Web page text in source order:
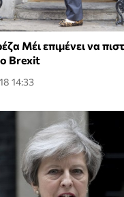
Μέι επιμένει να
Brexit
14:33